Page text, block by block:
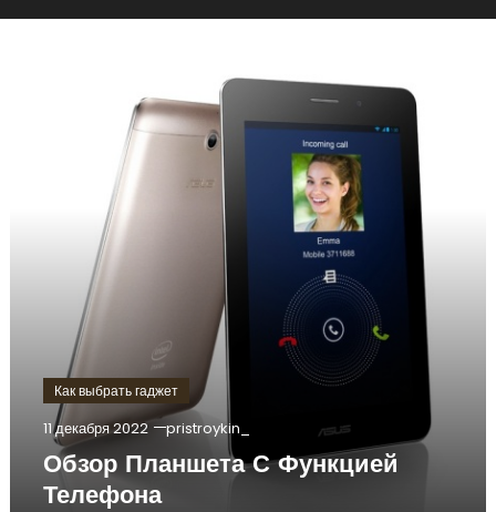
Как выбрать гаджет
11 декабря 2022 pristroykin_
Обзор Планшета С Функцией
Телефона